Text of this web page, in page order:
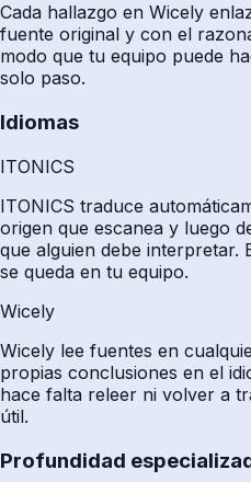
Cada hallazgo en Wicely
fuente original y con el
modo que tu equipo puede
solo paso.
Idiomas
ITONICS
ITONICS traduce
origen que escanea y luego
que alguien debe interpretar.
se queda en tu equipo.
Wicely
Wicely lee fuentes en
propias conclusiones en el
hace falta releer ni volver a
útil.
Profundidad